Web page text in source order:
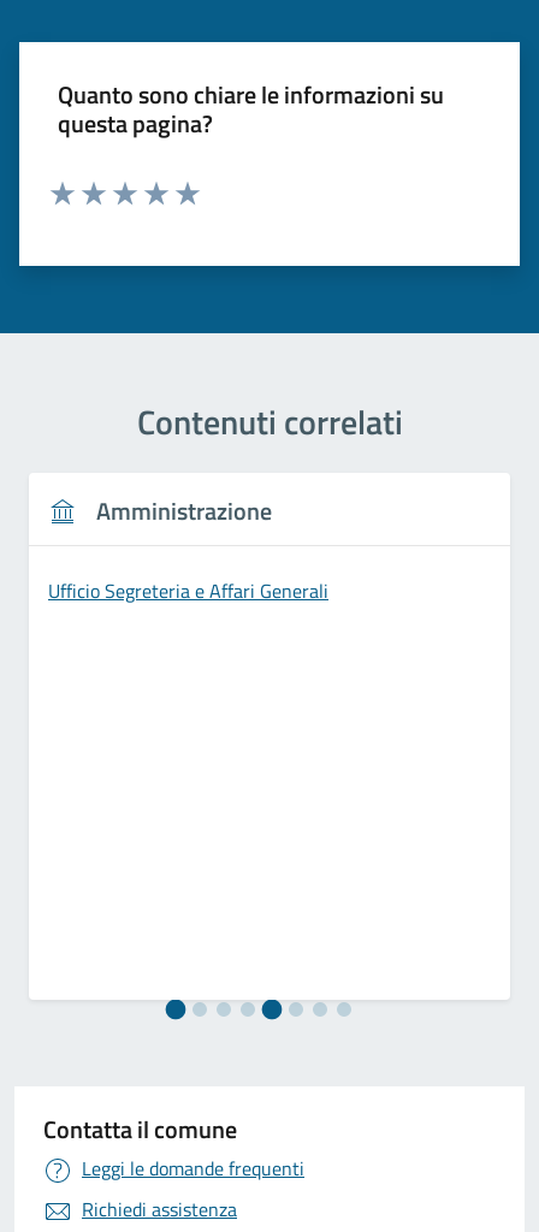
Quanto sono chiare le informazioni su
questa pagina?
Contenuti correlati
Amministrazione
Ufficio Segreteria e Affari Generali
Contatta il comune
Leggi le domande frequenti
Richiedi assistenza